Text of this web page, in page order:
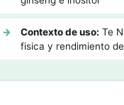
Contexto de uso: Te
fisica y rendimiento